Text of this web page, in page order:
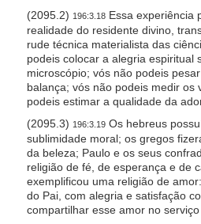
(2095.2) 196:3.18Essa experiência
realidade do residente divino,
rude técnica materialista das
podeis colocar a alegria espiritual
microscópio; vós não podeis
balança; vós não podeis medir os
podeis estimar a qualidade da
(2095.3) 196:3.19Os hebreus
sublimidade moral; os gregos
da beleza; Paulo e os seus
religião de fé, de esperança e de
exemplificou uma religião de
do Pai, com alegria e satisfação
compartilhar esse amor no